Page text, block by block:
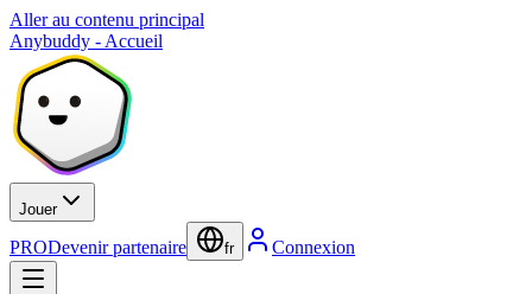
Aller au contenu principal
Anybuddy - Accueil
Jouer
PRODevenir partenaire fr Connexion